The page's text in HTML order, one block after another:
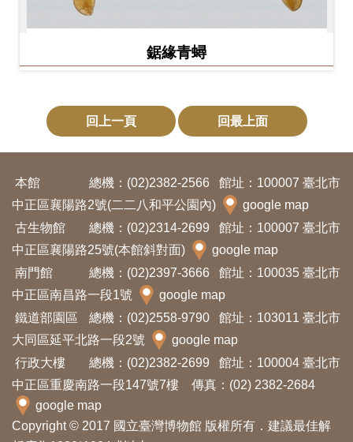
鋸緣青蟳
回上一頁 回最上面
本館 總機：(02)2382-2566
館址：100007 臺北市
中正區襄陽路2號(二二八和平公園內)
google map
古生物館
總機：(02)2314-2699
館址：100007 臺北市
中正區襄陽路25號(本館斜對面)
google map
南門館
總機：(02)2397-3666
館址：100035 臺北市
中正區南昌路一段1號
google map
鐵道部園區
總機：(02)2558-9790
館址：103011 臺北市
大同區延平北路一段2號
google map
行政大樓
總機：(02)2382-2699
館址：100004 臺北市
中正區重慶南路一段147號7樓 傳真：(02) 2382-2684
google map
Copyright © 2017 國立臺灣博物館 版權所有．建議最佳解